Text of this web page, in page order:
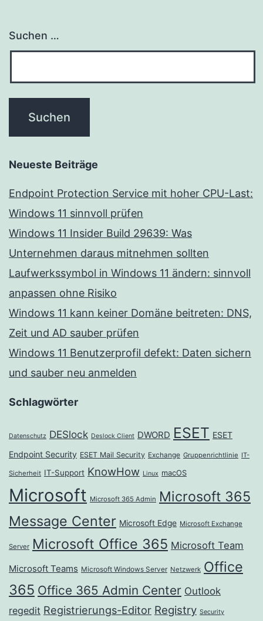
Suchen …
Neueste Beiträge
Endpoint Protection Service mit hoher CPU-Last:
Windows 11 sinnvoll prüfen
Windows 11 Insider Build 29639: Was
Unternehmen daraus mitnehmen sollten
Laufwerkssymbol in Windows 11 ändern: sinnvoll
anpassen ohne Risiko
Windows 11 kann keiner Domäne beitreten: DNS,
Zeit und AD sauber prüfen
Windows 11 Benutzerprofil defekt: Daten sichern
und sauber neu anmelden
Schlagwörter
Datenschutz DESlock Deslock Client DWORD ESET ESET
Endpoint Security ESET Mail Security Exchange Gruppenrichtlinie IT-
Sicherheit IT-Support KnowHow Linux macOS
Microsoft Microsoft 365 Admin Microsoft 365
Message Center Microsoft Edge Microsoft Exchange
Server Microsoft Office 365 Microsoft Team
Microsoft Teams Microsoft Windows Server Netzwerk Office
365 Office 365 Admin Center Outlook
regedit Registrierungs-Editor Registry Security